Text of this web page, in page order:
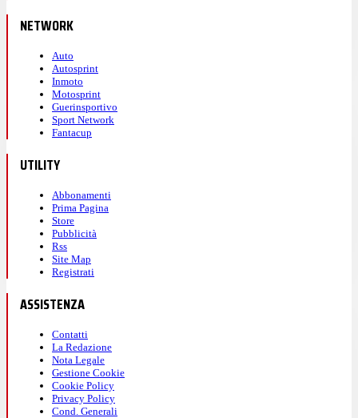
NETWORK
Auto
Autosprint
Inmoto
Motosprint
Guerinsportivo
Sport Network
Fantacup
UTILITY
Abbonamenti
Prima Pagina
Store
Pubblicità
Rss
Site Map
Registrati
ASSISTENZA
Contatti
La Redazione
Nota Legale
Gestione Cookie
Cookie Policy
Privacy Policy
Cond. Generali